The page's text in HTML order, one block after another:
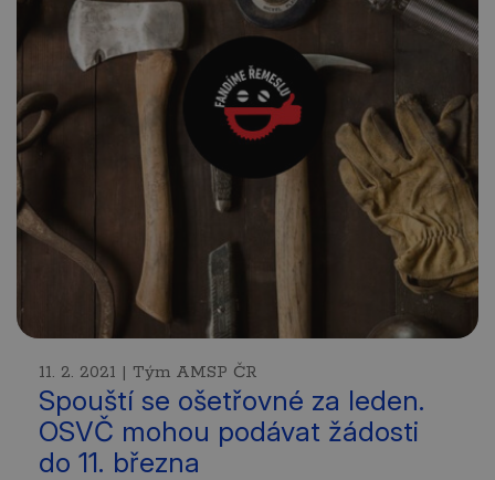
11. 2. 2021 | Tým AMSP ČR
Spouští se ošetřovné za leden.
OSVČ mohou podávat žádosti
do 11. března